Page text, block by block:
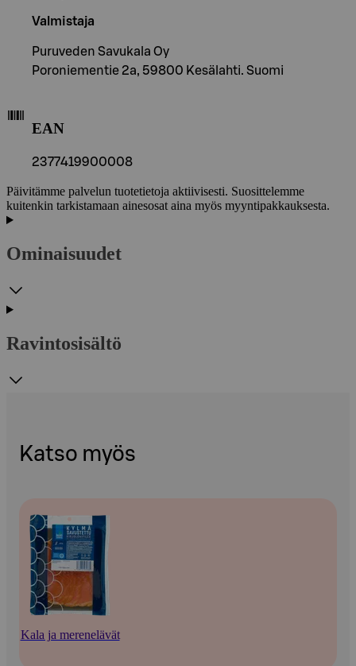
Valmistaja
Puruveden Savukala Oy
Poroniementie 2a, 59800 Kesälahti. Suomi
EAN
2377419900008
Päivitämme palvelun tuotetietoja aktiivisesti. Suosittelemme
kuitenkin tarkistamaan ainesosat aina myös myyntipakkauksesta.
Ominaisuudet
Ravintosisältö
Katso myös
Kala ja merenelävät